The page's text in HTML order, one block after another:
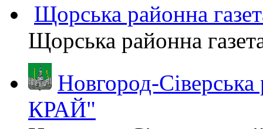
Щорська районна
Щорська районна
Новгород-
КРАЙ"